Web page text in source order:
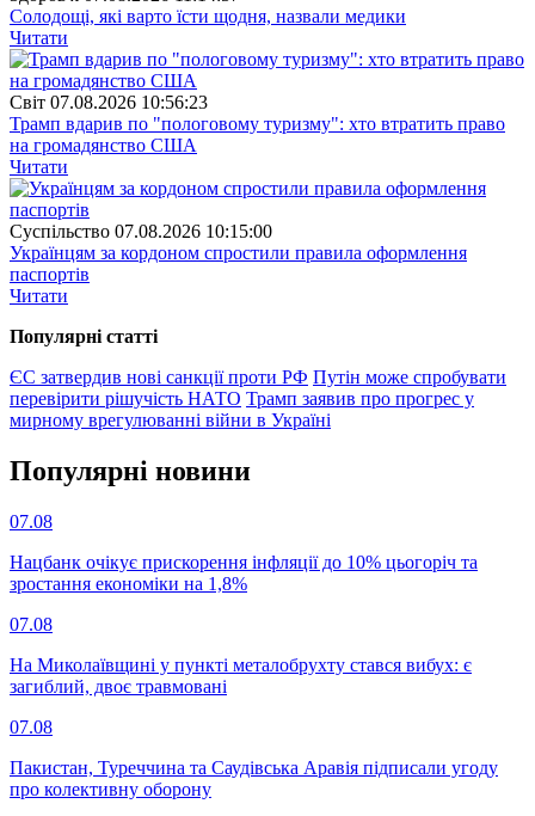
Солодощі, які варто їсти щодня, назвали медики
Читати
Свiт 07.08.2026 10:56:23
Трамп вдарив по "пологовому туризму": хто втратить право
на громадянство США
Читати
Суспiльство 07.08.2026 10:15:00
Українцям за кордоном спростили правила оформлення
паспортів
Читати
Популярнi статтi
ЄС затвердив нові санкції проти РФ Путін може спробувати
перевірити рішучість НАТО Трамп заявив про прогрес у
мирному врегулюванні війни в Україні
Популярнi новини
07.08
Нацбанк очікує прискорення інфляції до 10% цьогоріч та
зростання економіки на 1,8%
07.08
На Миколаївщині у пункті металобрухту стався вибух: є
загиблий, двоє травмовані
07.08
Пакистан, Туреччина та Саудівська Аравія підписали угоду
про колективну оборону